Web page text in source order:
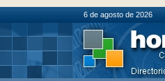
6 de